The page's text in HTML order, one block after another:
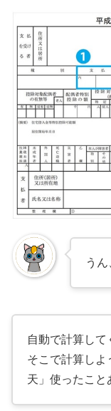
うん
自動で計算して
そこで計算し
天」使ったこと